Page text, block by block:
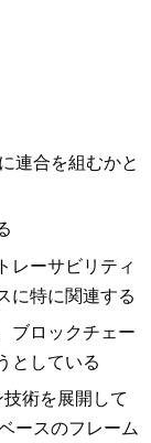
連合を組むかと
レーサビリティ
に特に関連する
ブロックチェー
としている
術を展開して
ースのフレーム